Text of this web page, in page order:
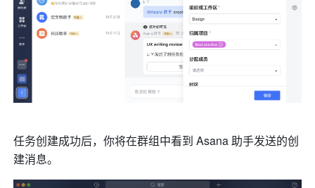
任务创建成功后，你将在群组中看到 Asana 助手发送的创
建消息。